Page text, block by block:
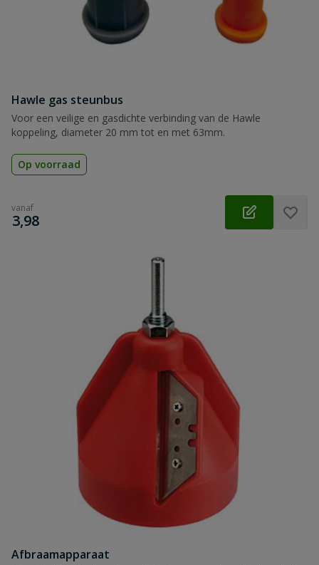
Hawle gas steunbus
Voor een veilige en gasdichte verbinding van de Hawle
koppeling, diameter 20 mm tot en met 63mm.
Op voorraad
vanaf
€
3,98
Afbraamapparaat